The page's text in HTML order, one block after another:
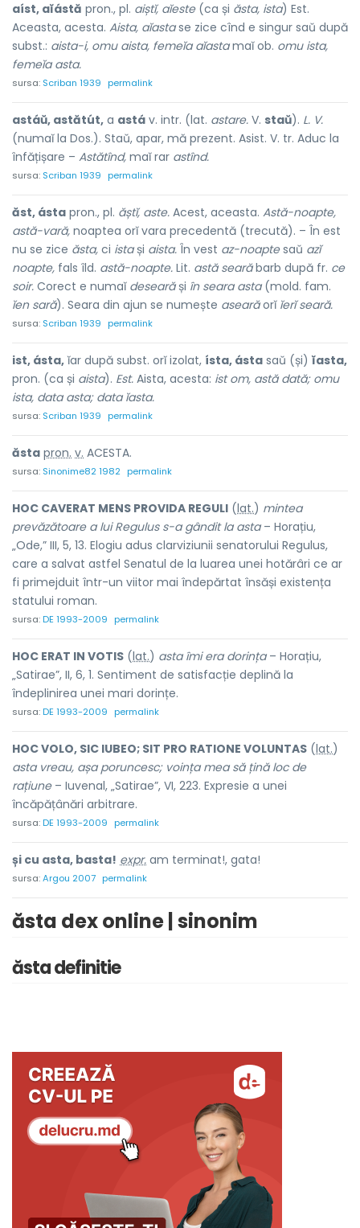
aíst, aĭástă pron., pl. aiștĭ, aĭeste(ca și ăsta, ista) Est.
Aceasta, acesta. Aista, aĭastase zice cînd e singur saŭ după
subst.: aista-i, omu aista, femeĭa aĭastamaĭ ob. omu ista,
femeĭa asta.
sursa: Scriban 1939 permalink
astáŭ, astătút, a astá v. intr. (lat. astare. V. staŭ). L. V.
(numaĭ la Dos.). Staŭ, apar, mă prezent. Asist. V. tr. Aduc la
înfățișare – Astătînd, maĭ rar astînd.
sursa: Scriban 1939 permalink
ăst, ásta pron., pl. ăștĭ, aste. Acest, aceasta. Astă-noapte,
astă-vară, noaptea orĭ vara precedentă (trecută). – În est
nu se zice ăsta, ci istași aista. În vest az-noaptesaŭ azĭ
noapte, fals îld. astă-noapte. Lit. astă searăbarb după fr. ce
soir. Corect e numaĭ desearăși în seara asta(mold. fam.
ĭen sară). Seara din ajun se numește asearăorĭ ĭerĭ seară.
sursa: Scriban 1939 permalink
ist, ásta, ĭar după subst. orĭ izolat, ísta, ásta saŭ (și) ĭasta,
pron. (ca și aista). Est. Aista, acesta: ist om, astă dată; omu
ista, data asta; data ĭasta.
sursa: Scriban 1939 permalink
ăsta pron. v. ACESTA.
sursa: Sinonime82 1982 permalink
HOC CAVERAT MENS PROVIDA REGULI (lat.) mintea
prevăzătoare a lui Regulus s-a gândit la asta– Horațiu,
„Ode,” III, 5, 13. Elogiu adus clarviziunii senatorului Regulus,
care a salvat astfel Senatul de la luarea unei hotărâri ce ar
fi primejduit într-un viitor mai îndepărtat însăși existența
statului roman.
sursa:DE 1993-2009 permalink
HOC ERAT IN VOTIS (lat.) asta îmi era dorința– Horațiu,
„Satirae”, II, 6, 1. Sentiment de satisfacție deplină la
îndeplinirea unei mari dorințe.
sursa:DE 1993-2009 permalink
HOC VOLO, SIC IUBEO; SIT PRO RATIONE VOLUNTAS (lat.)
asta vreau, așa poruncesc; voința mea să țină loc de
rațiune– Iuvenal, „Satirae”, VI, 223. Expresie a unei
încăpățânări arbitrare.
sursa:DE 1993-2009 permalink
și cu asta, basta! expr. am terminat!, gata!
sursa:Argou 2007 permalink
ăsta dex online | sinonim
ăsta definitie